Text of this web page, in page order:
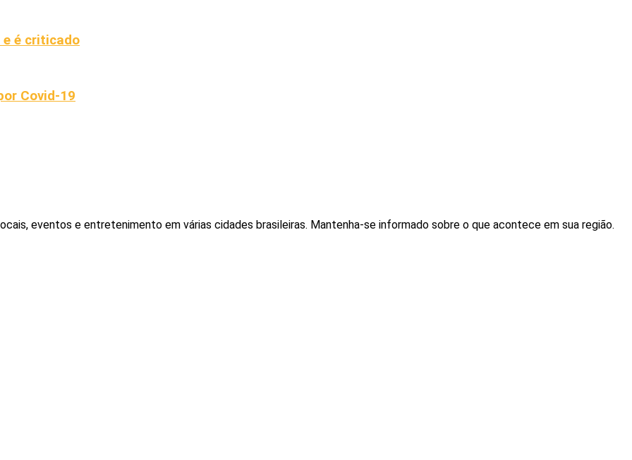
e é criticado
Covid-19
eventos e entretenimento em várias cidades brasileiras. Mantenha-se informado sobre o que acontece em sua região.